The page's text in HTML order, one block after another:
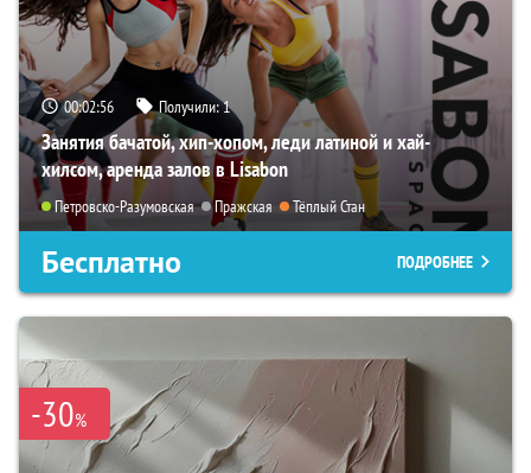
00:02:54 Получили:1
Занятия бачатой, хип-хопом, леди латиной и хай-
хилсом, аренда залов в Lisabon
Петровско-Разумовская Пражская Тёплый Стан
Бесплатно ПОДРОБНЕЕ
-30%